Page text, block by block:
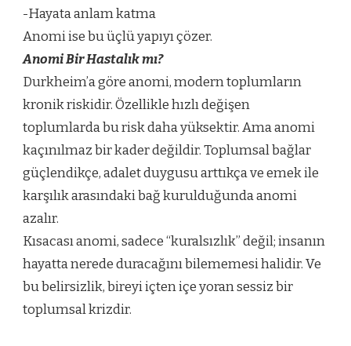
-Hayata anlam katma
Anomi ise bu üçlü yapıyı çözer.
Anomi Bir Hastalık mı?
Durkheim’a göre anomi, modern toplumların
kronik riskidir. Özellikle hızlı değişen
toplumlarda bu risk daha yüksektir. Ama anomi
kaçınılmaz bir kader değildir. Toplumsal bağlar
güçlendikçe, adalet duygusu arttıkça ve emek ile
karşılık arasındaki bağ kurulduğunda anomi
azalır.
Kısacası anomi, sadece “kuralsızlık” değil; insanın
hayatta nerede duracağını bilememesi halidir. Ve
bu belirsizlik, bireyi içten içe yoran sessiz bir
toplumsal krizdir.